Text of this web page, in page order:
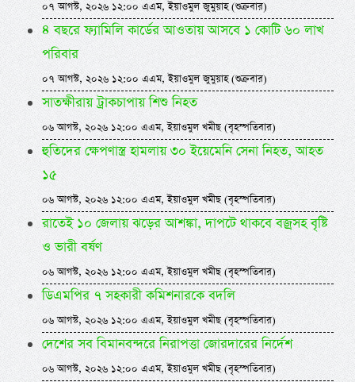
০৭ আগস্ট, ২০২৬ ১২:০০ এএম, ইয়াওমুল জুমুয়াহ (শুক্রবার)
৪ বছরে ফ্যামিলি কার্ডের আওতায় আসবে ১ কোটি ৬০ লাখ
পরিবার
০৭ আগস্ট, ২০২৬ ১২:০০ এএম, ইয়াওমুল জুমুয়াহ (শুক্রবার)
সাতক্ষীরায় ট্রাকচাপায় শিশু নিহত
০৬ আগস্ট, ২০২৬ ১২:০০ এএম, ইয়াওমুল খমীছ (বৃহস্পতিবার)
হুতিদের ক্ষেপণাস্ত্র হামলায় ৩০ ইয়েমেনি সেনা নিহত, আহত
১৫
০৬ আগস্ট, ২০২৬ ১২:০০ এএম, ইয়াওমুল খমীছ (বৃহস্পতিবার)
রাতেই ১০ জেলায় ঝড়ের আশঙ্কা, দাপটে থাকবে বজ্রসহ বৃষ্টি
ও ভারী বর্ষণ
০৬ আগস্ট, ২০২৬ ১২:০০ এএম, ইয়াওমুল খমীছ (বৃহস্পতিবার)
ডিএমপির ৭ সহকারী কমিশনারকে বদলি
০৬ আগস্ট, ২০২৬ ১২:০০ এএম, ইয়াওমুল খমীছ (বৃহস্পতিবার)
দেশের সব বিমানবন্দরে নিরাপত্তা জোরদারের নির্দেশ
০৬ আগস্ট, ২০২৬ ১২:০০ এএম, ইয়াওমুল খমীছ (বৃহস্পতিবার)